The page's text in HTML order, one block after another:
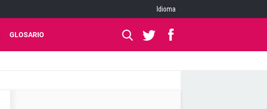
Idioma
GLOSARIO